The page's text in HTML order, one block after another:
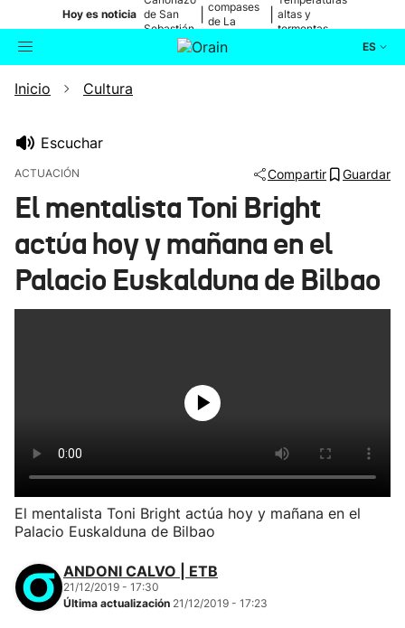
Hoy es noticia de San
Sebastián
compases
de La
altas y
tormentas
ES
Buscador
Ikusmiran
Eguraldia
Inicio Cultura
Escuchar
ACTUACIÓN Compartir Guardar
El mentalista Toni Bright
actúa hoy y mañana en el
Palacio Euskalduna de Bilbao
El mentalista Toni Bright actúa hoy y mañana en el
Palacio Euskalduna de Bilbao
ANDONI CALVO | ETB
21/12/2019 - 17:30
Última actualización 21/12/2019 - 17:23